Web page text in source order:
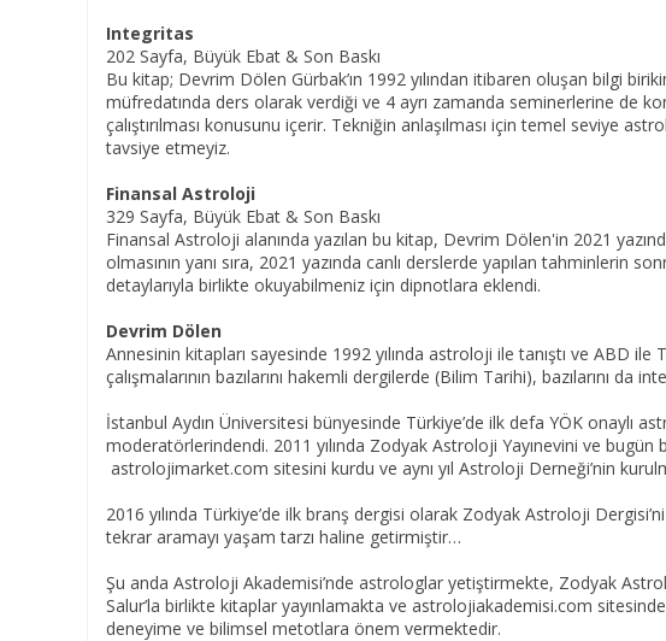
Integritas
202 Sayfa, Büyük Ebat & Son Baskı
Bu kitap; Devrim Dölen Gürbak’ın 1992 yılından itibaren oluşan bilgi
müfredatında ders olarak verdiği ve 4 ayrı zamanda seminerlerine de
çalıştırılması konusunu içerir. Tekniğin anlaşılması için temel seviye
tavsiye etmeyiz.
Finansal Astroloji
329 Sayfa, Büyük Ebat & Son Baskı
Finansal Astroloji alanında yazılan bu kitap, Devrim Dölen'in 2021
olmasının yanı sıra, 2021 yazında canlı derslerde yapılan tahminlerin
detaylarıyla birlikte okuyabilmeniz için dipnotlara eklendi.
Devrim Dölen
Annesinin kitapları sayesinde 1992 yılında astroloji ile tanıştı ve ABD
çalışmalarının bazılarını hakemli dergilerde (Bilim Tarihi), bazılarını da
İstanbul Aydın Üniversitesi bünyesinde Türkiye’de ilk defa YÖK onaylı
moderatörlerindendi. 2011 yılında Zodyak Astroloji Yayınevini ve
astrolojimarket.com sitesini kurdu ve aynı yıl Astroloji Derneği’nin
2016 yılında Türkiye’de ilk branş dergisi olarak Zodyak Astroloji
tekrar aramayı yaşam tarzı haline getirmiştir…
Şu anda Astroloji Akademisi’nde astrologlar yetiştirmekte, Zodyak
Salur’la birlikte kitaplar yayınlamakta ve astrolojiakademisi.com
deneyime ve bilimsel metotlara önem vermektedir.